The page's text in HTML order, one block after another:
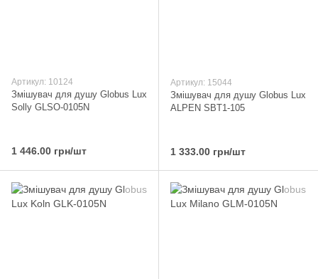
Артикул: 10124
Змішувач для душу Globus Lux
Solly GLSO-0105N
1 446.00 грн/шт
Артикул: 15044
Змішувач для душу Globus Lux
ALPEN SBT1-105
1 333.00 грн/шт